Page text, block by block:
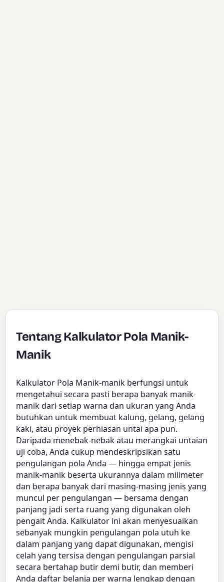
Tentang Kalkulator Pola Manik-
Manik
Kalkulator Pola Manik-manik berfungsi untuk
mengetahui secara pasti berapa banyak manik-
manik dari setiap warna dan ukuran yang Anda
butuhkan untuk membuat kalung, gelang, gelang
kaki, atau proyek perhiasan untai apa pun.
Daripada menebak-nebak atau merangkai untaian
uji coba, Anda cukup mendeskripsikan satu
pengulangan pola Anda — hingga empat jenis
manik-manik beserta ukurannya dalam milimeter
dan berapa banyak dari masing-masing jenis yang
muncul per pengulangan — bersama dengan
panjang jadi serta ruang yang digunakan oleh
pengait Anda. Kalkulator ini akan menyesuaikan
sebanyak mungkin pengulangan pola utuh ke
dalam panjang yang dapat digunakan, mengisi
celah yang tersisa dengan pengulangan parsial
secara bertahap butir demi butir, dan memberi
Anda daftar belanja per warna lengkap dengan